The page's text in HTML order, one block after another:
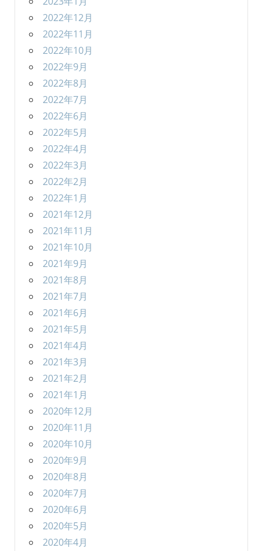
2022年12月
2022年11月
2022年10月
2022年9月
2022年8月
2022年7月
2022年6月
2022年5月
2022年4月
2022年3月
2022年2月
2022年1月
2021年12月
2021年11月
2021年10月
2021年9月
2021年8月
2021年7月
2021年6月
2021年5月
2021年4月
2021年3月
2021年2月
2021年1月
2020年12月
2020年11月
2020年10月
2020年9月
2020年8月
2020年7月
2020年6月
2020年5月
2020年4月